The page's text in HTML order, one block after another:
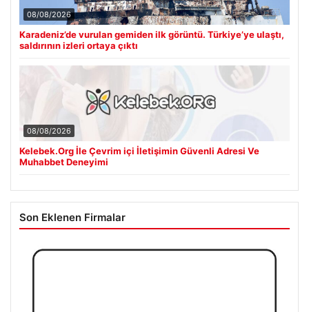
08/08/2026
Karadeniz’de vurulan gemiden ilk görüntü. Türkiye’ye ulaştı,
saldırının izleri ortaya çıktı
08/08/2026
Kelebek.Org İle Çevrim içi İletişimin Güvenli Adresi Ve
Muhabbet Deneyimi
Son Eklenen Firmalar